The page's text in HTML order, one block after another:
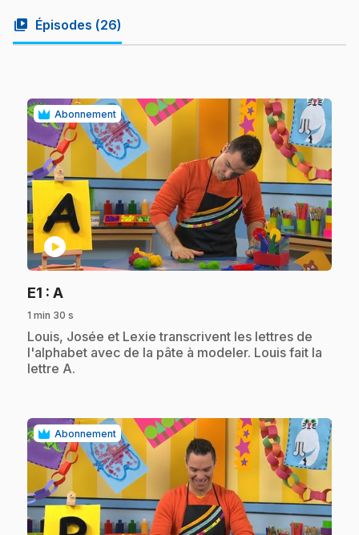
video_library Épisodes (26)
Abonnement
play_circle
E1 : A
1 min 30 s
.Louis, Josée et Lexie transcrivent les lettres de
l'alphabet avec de la pâte à modeler. Louis fait la
lettre A.
Abonnement